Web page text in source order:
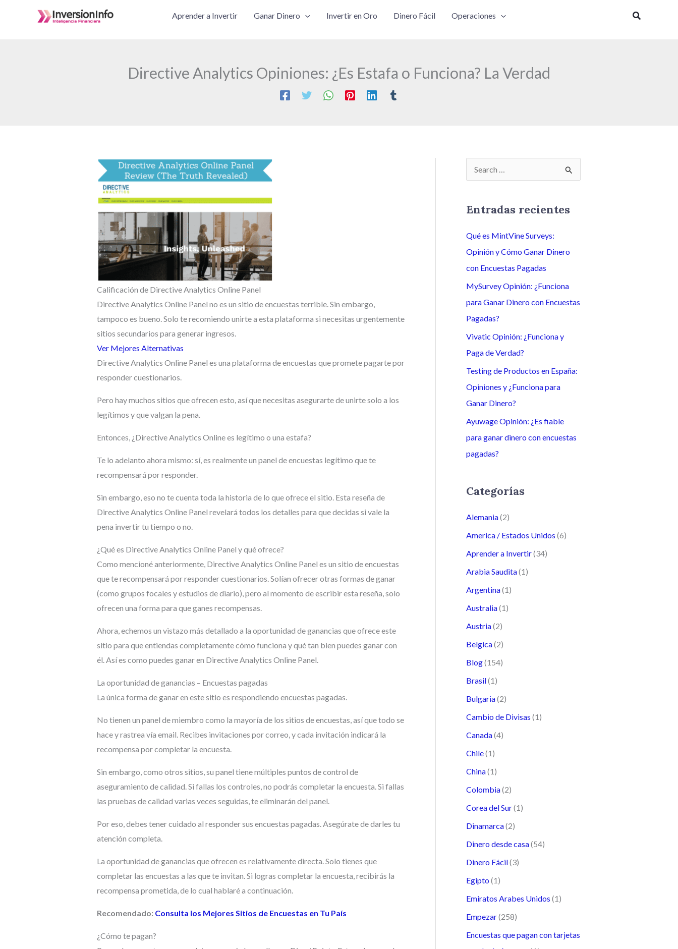
Aprender a Invertir Ganar Dinero Invertir en Oro Dinero Fácil Operaciones Buscar
Directive Analytics Opiniones: ¿Es Estafa o Funciona? La Verdad
Calificación de Directive Analytics Online Panel
Directive Analytics Online Panel no es un sitio de encuestas terrible. Sin embargo,
tampoco es bueno. Solo te recomiendo unirte a esta plataforma si necesitas urgentemente
sitios secundarios para generar ingresos.
Ver Mejores Alternativas
Directive Analytics Online Panel es una plataforma de encuestas que promete pagarte por
responder cuestionarios.
Pero hay muchos sitios que ofrecen esto, así que necesitas asegurarte de unirte solo a los
legítimos y que valgan la pena.
Entonces, ¿Directive Analytics Online es legítimo o una estafa?
Te lo adelanto ahora mismo: sí, es realmente un panel de encuestas legítimo que te
recompensará por responder.
Sin embargo, eso no te cuenta toda la historia de lo que ofrece el sitio. Esta reseña de
Directive Analytics Online Panel revelará todos los detalles para que decidas si vale la
pena invertir tu tiempo o no.
¿Qué es Directive Analytics Online Panel y qué ofrece?
Como mencioné anteriormente, Directive Analytics Online Panel es un sitio de encuestas
que te recompensará por responder cuestionarios. Solían ofrecer otras formas de ganar
(como grupos focales y estudios de diario), pero al momento de escribir esta reseña, solo
ofrecen una forma para que ganes recompensas.
Ahora, echemos un vistazo más detallado a la oportunidad de ganancias que ofrece este
sitio para que entiendas completamente cómo funciona y qué tan bien puedes ganar con
él. Así es como puedes ganar en Directive Analytics Online Panel.
La oportunidad de ganancias – Encuestas pagadas
La única forma de ganar en este sitio es respondiendo encuestas pagadas.
No tienen un panel de miembro como la mayoría de los sitios de encuestas, así que todo se
hace y rastrea vía email. Recibes invitaciones por correo, y cada invitación indicará la
recompensa por completar la encuesta.
Sin embargo, como otros sitios, su panel tiene múltiples puntos de control de
aseguramiento de calidad. Si fallas los controles, no podrás completar la encuesta. Si fallas
las pruebas de calidad varias veces seguidas, te eliminarán del panel.
Por eso, debes tener cuidado al responder sus encuestas pagadas. Asegúrate de darles tu
atención completa.
La oportunidad de ganancias que ofrecen es relativamente directa. Solo tienes que
completar las encuestas a las que te invitan. Si logras completar la encuesta, recibirás la
recompensa prometida, de lo cual hablaré a continuación.
Recomendado: Consulta los Mejores Sitios de Encuestas en Tu País
¿Cómo te pagan?
s
a
r
p
o
r
:
Entradas recientes
Qué es MintVine Surveys:
Opinión y Cómo Ganar Dinero
con Encuestas Pagadas
MySurvey Opinión: ¿Funciona
para Ganar Dinero con Encuestas
Pagadas?
Vivatic Opinión: ¿Funciona y
Paga de Verdad?
Testing de Productos en España:
Opiniones y ¿Funciona para
Ganar Dinero?
Ayuwage Opinión: ¿Es fiable
para ganar dinero con encuestas
pagadas?
Categorías
Alemania(2)
America / Estados Unidos (6)
Aprender a Invertir(34)
Arabia Saudita(1)
Argentina(1)
Australia(1)
Austria(2)
Belgica(2)
Blog(154)
Brasil(1)
Bulgaria(2)
Cambio de Divisas (1)
Canada(4)
Chile(1)
China(1)
Colombia(2)
Corea del Sur(1)
Dinamarca(2)
Dinero desde casa(54)
Dinero Fácil(3)
Egipto (1)
Emiratos Arabes Unidos (1)
Empezar(258)
Encuestas que pagan con tarjetas